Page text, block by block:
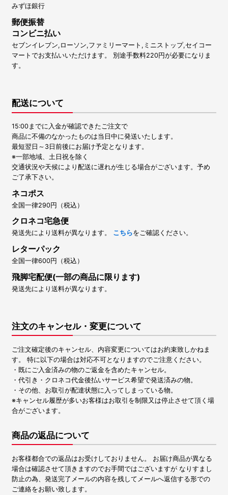
みずほ銀行
郵便振替
コンビニ払い
セブンイレブン,ローソン,ファミリーマート,ミニストップ,セイコー
マートでお支払いいただけます。 別途手数料220円が必要になりま
す。
配送について
15:00までに入金が確認できたご注文で
商品に不備のなかったものは当日中に発送いたします。
最短翌日～3日前後にお届け予定となります。
※一部地域、土日祝を除く
交通状況や天候により配送に遅れが生じる場合がございます。予め
ご了承下さい。
ネコポス
全国一律290円（税込）
クロネコ宅急便
発送先により送料が異なります。 こちらをご確認ください。
レターパック
全国一律600円（税込）
飛脚宅配便(一部の商品に限ります)
発送先により送料が異なります。
注文のキャンセル・変更について
ご注文確定後のキャンセル、内容変更についてはお約束致しかねま
す。 特に以下の場合は対応不可となりますのでご注意ください。
・既にご入金済みの物のご返金を含めたキャンセル。
・代引き・クロネコ代金後払いサービス希望で発送済みの物。
・その他、お取引が配達状態に入ってしまっている物。
※キャンセル履歴が多いお客様はお取引を制限又は停止させて頂く場
合がございます。
商品の返品について
お客様都合での返品はお受けしておりません。 お届け商品が異なる
場合は確認させて頂きますのでお手間ではございますが なりすまし
防止の為、発送完了メールの内容を残してメールへ返信する形での
ご連絡をお願い致します。